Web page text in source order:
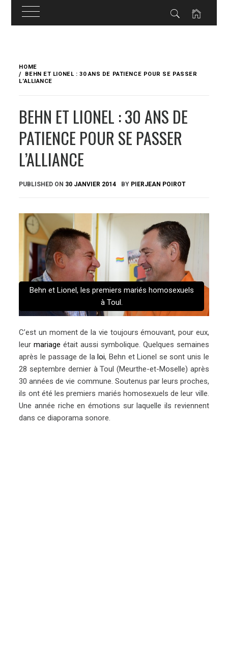
content
HOME
BEHN ET LIONEL : 30 ANS DE PATIENCE POUR SE PASSER
L’ALLIANCE
BEHN ET LIONEL : 30 ANS DE
PATIENCE POUR SE PASSER
L’ALLIANCE
PUBLISHED ON 30 JANVIER 2014 BY PIERJEAN POIROT
Behn et Lionel, les premiers mariés homosexuels
à Toul.
C’est un moment de la vie toujours émouvant, pour eux,
leurmariage était aussi symbolique. Quelques semaines
après le passage de laloi, Behn et Lionel se sont unis le
28 septembre dernier à Toul (Meurthe-et-Moselle) après
30 années de vie commune. Soutenus par leurs proches,
ils ont été les premiers mariés homosexuels de leur ville.
Une année riche en émotions sur laquelle ils reviennent
dans ce diaporama sonore.